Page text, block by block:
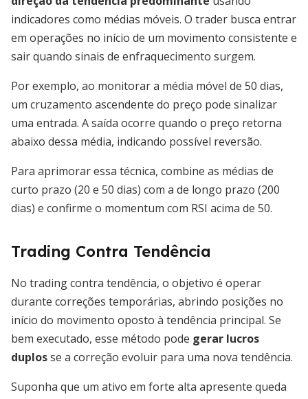
indicadores como médias móveis. O trader busca entrar
em operações no início de um movimento consistente e
sair quando sinais de enfraquecimento surgem.
Por exemplo, ao monitorar a média móvel de 50 dias,
um cruzamento ascendente do preço pode sinalizar
uma entrada. A saída ocorre quando o preço retorna
abaixo dessa média, indicando possível reversão.
Para aprimorar essa técnica, combine as médias de
curto prazo (20 e 50 dias) com a de longo prazo (200
dias) e confirme o momentum com RSI acima de 50.
Trading Contra Tendência
No trading contra tendência, o objetivo é operar
durante correções temporárias, abrindo posições no
início do movimento oposto à tendência principal. Se
bem executado, esse método pode gerar lucros
duplosse a correção evoluir para uma nova tendência.
Suponha que um ativo em forte alta apresente queda